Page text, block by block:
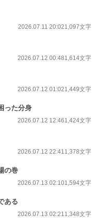
2026.07.11 20:021,097文字
2026.07.12 00:481,614文字
2026.07.12 01:021,449文字
った分身
2026.07.12 12:461,424文字
2026.07.12 22:411,378文字
の巻
2026.07.13 02:101,594文字
ある
2026.07.13 02:211,348文字